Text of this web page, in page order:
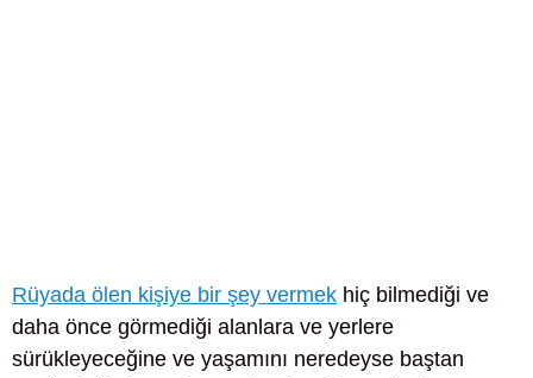
Rüyada ölen kişiye bir şey vermek hiç bilmediği ve
daha önce görmediği alanlara ve yerlere
sürükleyeceğine ve yaşamını neredeyse baştan